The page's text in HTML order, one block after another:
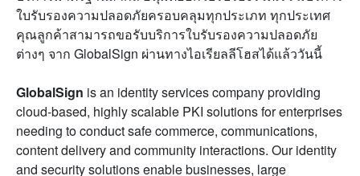
ใบรับรองความปลอดภัยครอบคลุมทุกประเภท ทุกประเทศ
คุณลูกค้าสามารถขอรับบริการใบรับรองความปลอดภัย
ต่างๆ จาก GlobalSign ผ่านทางไอเรียลลีโฮสได้แล้ววันนี้
GlobalSign is an identity services company providing
cloud-based, highly scalable PKI solutions for enterprises
needing to conduct safe commerce, communications,
content delivery and community interactions. Our identity
and security solutions enable businesses, large